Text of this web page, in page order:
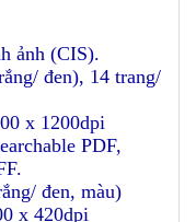
ảnh (CIS).
đen), 14 trang/
x 1200dpi
PDF,
đen, màu)
x 420dpi